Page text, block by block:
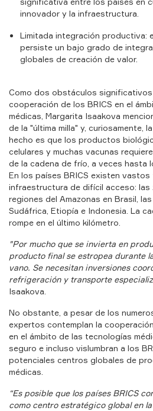
innovador y la infraestructura.
Limitada integración productiva:
persiste un bajo grado de
globales de creación de valor.
Como dos obstáculos significativos
cooperación de los BRICS en el
médicas, Margarita Isaakova
de la "última milla" y, curiosamente,
hecho es que los productos
celulares y muchas vacunas
de la cadena de frío, a veces hasta
En los países BRICS existen
infraestructura de difícil acceso: las
regiones del Amazonas en Brasil,
Sudáfrica, Etiopía e Indonesia. La
rompe en el último kilómetro.
"Por mucho que se invierta en
producto final se estropea durante
vano. Se necesitan inversiones
refrigeración y transporte
Isaakova.
No obstante, a pesar de los
expertos contemplan la
en el ámbito de las tecnologías
seguro e incluso vislumbran a los
potenciales centros globales de
médicas.
“Es posible que los países BRICS
como centro estratégico global en